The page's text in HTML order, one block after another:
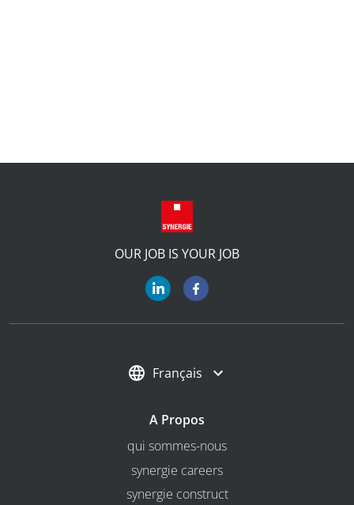
OUR JOB IS YOUR JOB
Français
A Propos
qui sommes-nous
synergie careers
synergie construct